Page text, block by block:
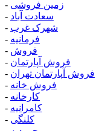
- زمین فروشی
- سعادت آباد
- شهرک غرب
- فرمانیه
- فروش
- فروش آپارتمان
- فروش آپارتمان تهران
- فروش خانه
- کارخانه
- کامرانیه
- کلنگی